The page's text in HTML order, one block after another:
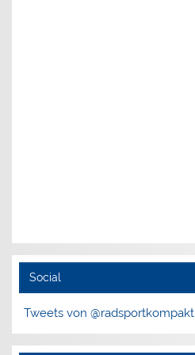
Social
Tweets von @radsportkompakt